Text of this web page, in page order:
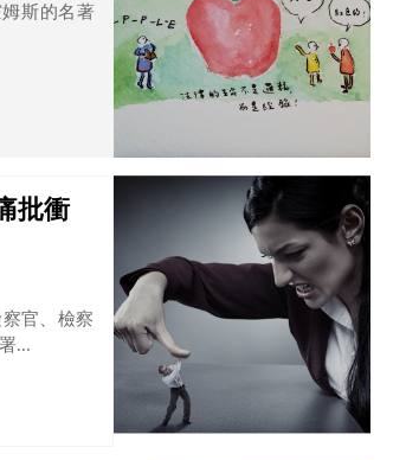
斯的名著
批衝
官、檢察
...